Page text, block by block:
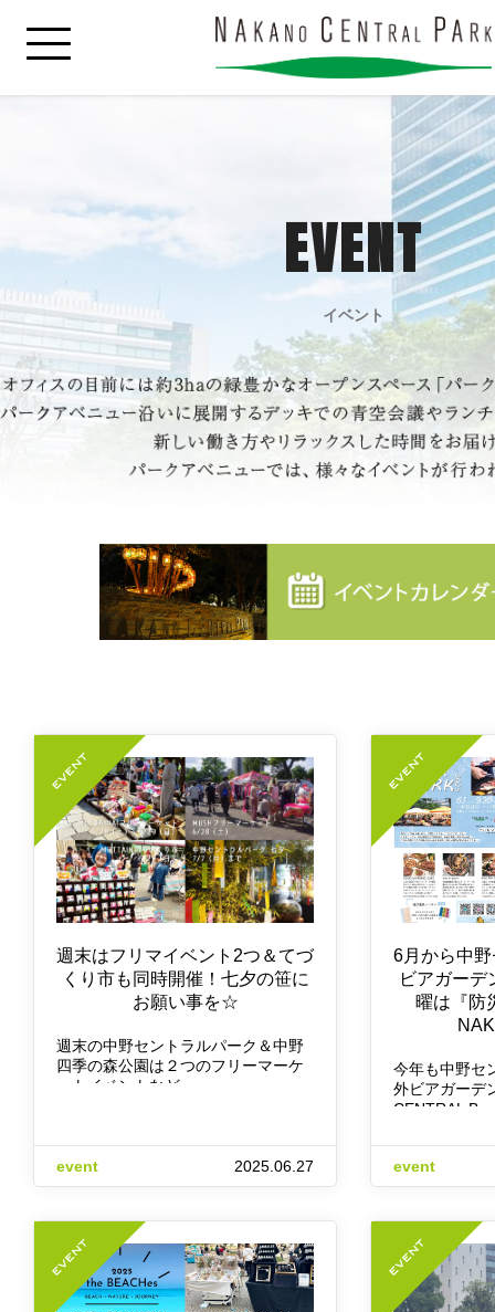
EVENT
イベント
週末はフリマイベント2つ＆てづ
くり市も同時開催！七夕の笹に
お願い事を☆
週末の中野セントラルパーク＆中野
四季の森公園は２つのフリーマーケ
ットイベントなど…
event 2025.06.27
6月から中
ビアガーデ
曜は『防
今年も中野セ
外ビアガーデ
CENTRAL B…
event